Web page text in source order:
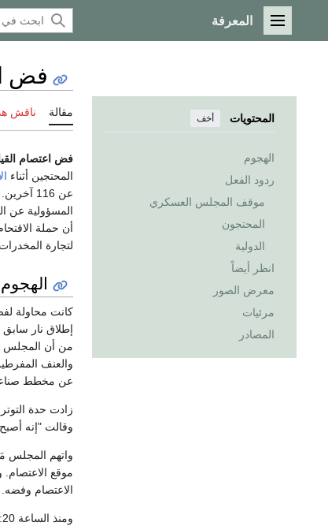
القائمة الرئيسية
المعرفة
المحتويات أخف
الهجوم
ردود الفعل
موقف المجلس العسكري
المحتجون
الدولية
انظر أيضاً
معرض الصور
مرئيات
المصادر
فض
مقالة ناقش
فض اعتصام
المحتجين أثناء
عن 116 آخرين. حملت كل من
المسؤولية عن
أن حملة
لتجارة
الهجوم
كانت محاولة
إطلاق نار
من أن المجلس
والعنف
عن مخطط صناعة
زادت حدة
وقالت "إنه
واتهم المجلس
موقع
الاعتصام وفضه.
ومنذ الساعة 05:20 صباح الاثنين